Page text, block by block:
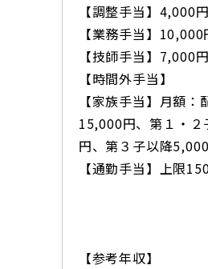
【調整手当】4,000円
【業務手当】10,000
【技師手当】7,000円
【時間外手当】
【家族手当】月額：
15,000円、第１・
円、第３子以降
【通勤手当】上限
【参考年収】